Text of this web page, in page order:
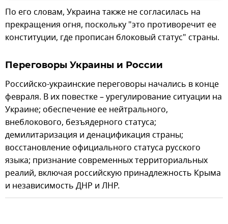
По его словам, Украина также не согласилась на
прекращения огня, поскольку "это противоречит ее
конституции, где прописан блоковый статус" страны.
Переговоры Украины и России
Российско-украинские переговоры начались в конце
февраля. В их повестке – урегулирование ситуации на
Украине; обеспечение ее нейтрального,
внеблокового, безъядерного статуса;
демилитаризация и денацификация страны;
восстановление официального статуса русского
языка; признание современных территориальных
реалий, включая российскую принадлежность Крыма
и независимость ДНР и ЛНР.